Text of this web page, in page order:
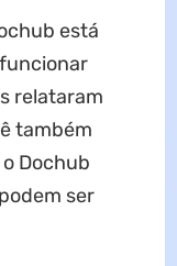
está
relataram
também
Dochub
ser